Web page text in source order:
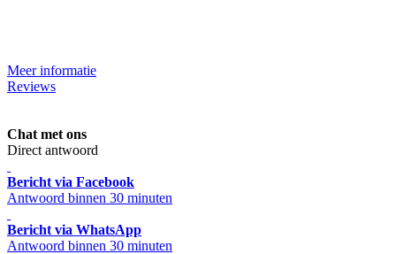
Meer informatie
Reviews
Chat met ons
Direct antwoord
Bericht via Facebook
Antwoord binnen 30 minuten
Bericht via WhatsApp
Antwoord binnen 30 minuten